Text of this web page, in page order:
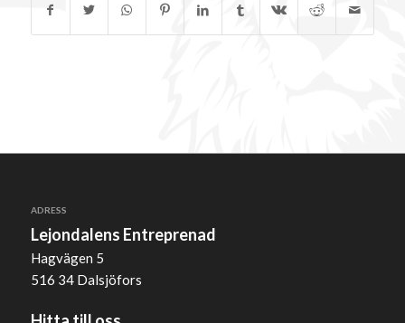
ADRESS
Lejondalens Entreprenad
Hagvägen 5
516 34 Dalsjöfors